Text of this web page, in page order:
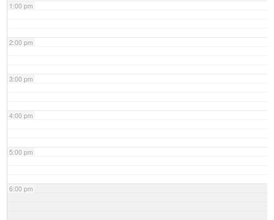
1:00 pm
2:00 pm
3:00 pm
4:00 pm
5:00 pm
6:00 pm